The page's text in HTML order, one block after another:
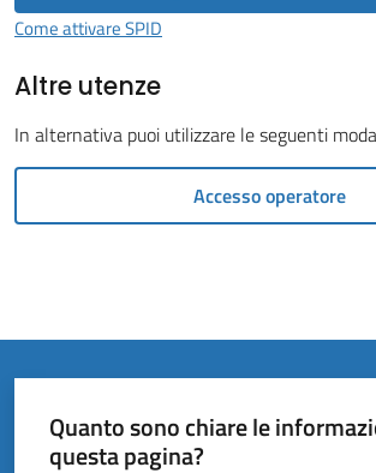
Amministrazione
Come attivare SPID
Altre utenze
In alternativa puoi utilizzare le seguenti
Accesso operatore
Quanto sono chiare le
questa pagina?